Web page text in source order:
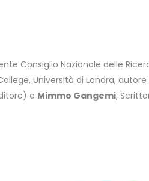
Consiglio Nazionale delle
Università di Londra, autore
e Mimmo Gangemi,